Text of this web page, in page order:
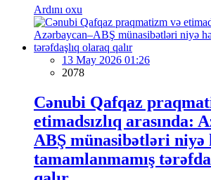
Ardını oxu
13 May 2026 01:26
2078
Cənubi Qafqaz
etimadsızlıq arasında:
ABŞ münasibətləri niyə
tamamlanmamış